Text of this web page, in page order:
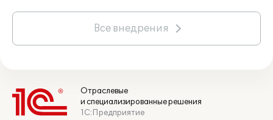
Все внедрения
Отраслевые
и специализированные решения
1С:Предприятие